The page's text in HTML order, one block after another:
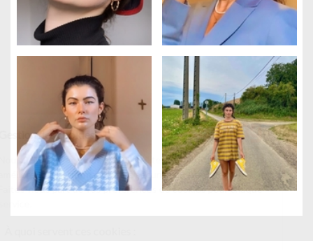
Gestion des cookies
Nous utilisons des cookies qui facilitent l'utilisation du site,
améliorent la performance et la sécurité du site internet.
Faites-nous part de vos préférences de cookies pour chaque